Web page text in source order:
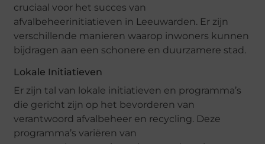
cruciaal voor het succes van
afvalbeheerinitiatieven in Leeuwarden. Er zijn
verschillende manieren waarop inwoners kunnen
bijdragen aan een schonere en duurzamere stad.
Lokale Initiatieven
Er zijn tal van lokale initiatieven en programma’s
die gericht zijn op het bevorderen van
verantwoord afvalbeheer en recycling. Deze
programma’s variëren van